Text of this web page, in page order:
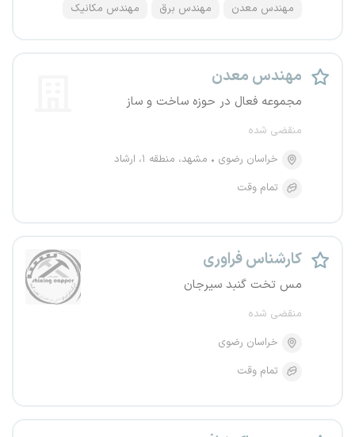
مهندس معدن مهندس برق مهندس مکانیک
مهندس معدن
مجموعه فعال در حوزه ساخت و ساز
منقضی شده
خراسان رضوی
مشهد، منطقه ۱، ارشاد
تمام وقت
کارشناس فراوری
مس تخت گنبد سیرجان
منقضی شده
خراسان رضوی
تمام وقت